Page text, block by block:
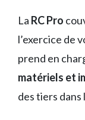
La RC Pro
l’exercice de
prend en
matériels et
des tiers